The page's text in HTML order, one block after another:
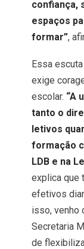
confiança,
espaços
formar”,
Essa
exige
escolar. “A
tanto o
letivos
formação
LDB e na
explica que
efetivos
isso, venho
Secretaria
de